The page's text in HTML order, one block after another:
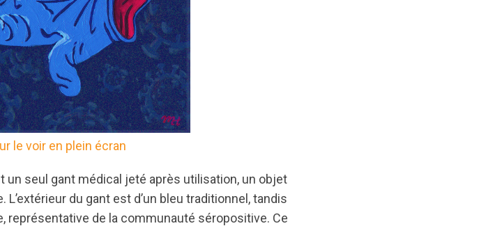
le voir en plein écran
un seul gant médical jeté après utilisation, un objet
du gant est d’un bleu traditionnel, tandis
représentative de la communauté séropositive. Ce